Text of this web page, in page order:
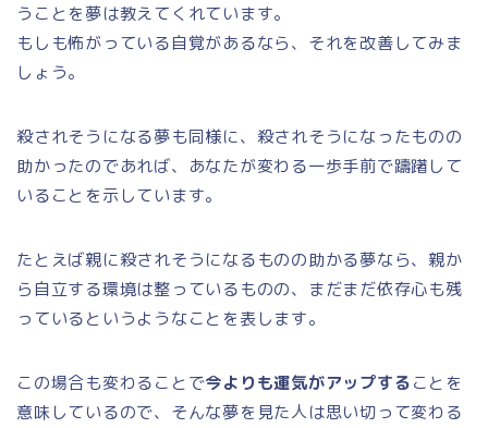
うことを夢は教えてくれています。
もしも怖がっている自覚があるなら、それを改善してみま
しょう。
殺されそうになる夢も同様に、殺されそうになったものの
助かったのであれば、あなたが変わる一歩手前で躊躇して
いることを示しています。
たとえば親に殺されそうになるものの助かる夢なら、親か
ら自立する環境は整っているものの、まだまだ依存心も残
っているというようなことを表します。
この場合も変わることで今よりも運気がアップすることを
意味しているので、そんな夢を見た人は思い切って変わる